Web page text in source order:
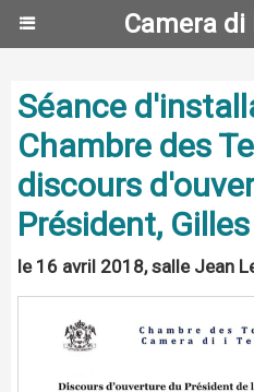
Camera
Séance
Chambre des
discours
Président,
le 16 avril 2018, salle Jean